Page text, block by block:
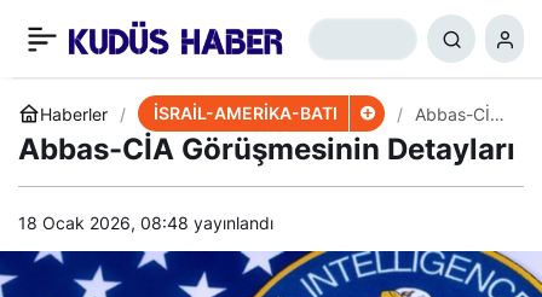
Haberler İSRAİL-AMERİKA-BATI
Abbas-CİA
Görüşmesini
n Detayları
Abbas-CİA Görüşmesinin Detayları
18 Ocak 2026, 08:48 yayınlandı
AB Temsilcisinden İran
Uyarısı
+ 0 Paylaş